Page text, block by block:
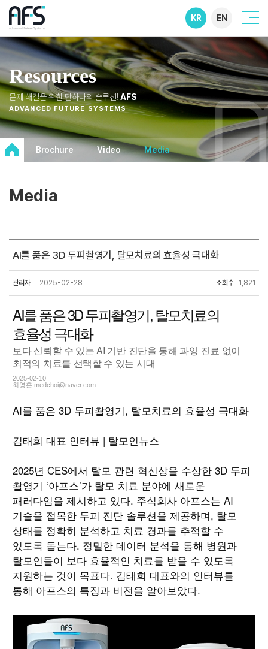
KR EN
Resources
문제 해결을 위한 단하나의 솔루션! AFS
ADVANCED FUTURE SYSTEMS
Brochure Video Media
Media
AI를 품은 3D 두피촬영기, 탈모치료의 효율성 극대화
관리자 2025-02-28 조회수 1,821
AI를 품은 3D 두피촬영기, 탈모치료의
효율성 극대화
보다 신뢰할 수 있는 AI 기반 진단을 통해 과잉 진료 없이
최적의 치료를 선택할 수 있는 시대
2025-02-10
최영훈 medchoi@naver.com
AI를 품은 3D 두피촬영기, 탈모치료의 효율성 극대화
김태희 대표 인터뷰 | 탈모인뉴스
2025년 CES에서 탈모 관련 혁신상을 수상한 3D 두피
촬영기 ‘아프스’가 탈모 치료 분야에 새로운
패러다임을 제시하고 있다. 주식회사 아프스는 AI
기술을 접목한 두피 진단 솔루션을 제공하며, 탈모
상태를 정확히 분석하고 치료 경과를 추적할 수
있도록 돕는다. 정밀한 데이터 분석을 통해 병원과
탈모인들이 보다 효율적인 치료를 받을 수 있도록
지원하는 것이 목표다. 김태희 대표와의 인터뷰를
통해 아프스의 특징과 비전을 알아보았다.